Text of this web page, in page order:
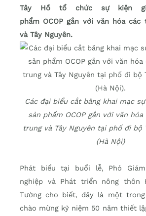
Tây Hồ tổ chức sự kiện
phẩm OCOP gắn với văn hóa
và Tây Nguyên.
Các đại biểu cắt băng khai mạc
sản phẩm OCOP gắn với văn
trung và Tây Nguyên tại phố đi bộ
(Hà Nội)
Phát biểu tại buổi lễ, Phó
nghiệp và Phát triển nông thôn
Tường cho biết, đây là một
chào mừng kỷ niệm 50 năm thiết